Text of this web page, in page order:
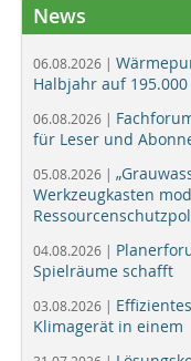
News
06.08.2026 |
Halbjahr auf
06.08.2026 |
für Leser und
05.08.2026 |
Werkzeugkasten
04.08.2026 |
Spielräume schafft
03.08.2026 |
Klimagerät in einem